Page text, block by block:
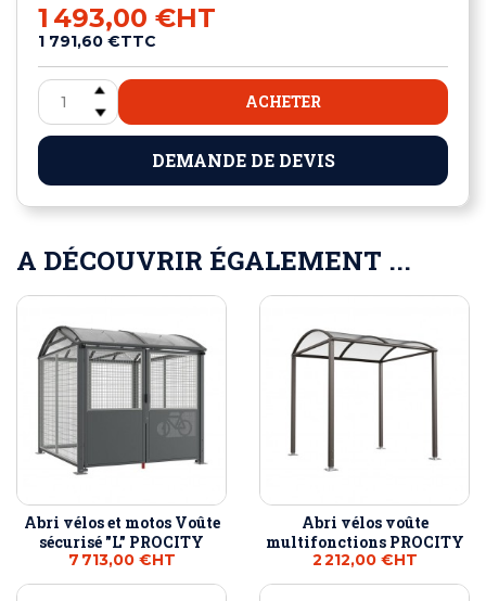
1 493,00 €HT
1 791,60 €TTC
ACHETER
DEMANDE DE DEVIS
A DÉCOUVRIR ÉGALEMENT ...
Abri vélos et motos Voûte
sécurisé "L" PROCITY
7 713,00 €HT
Abri vélos voûte
multifonctions PROCITY
2 212,00 €HT